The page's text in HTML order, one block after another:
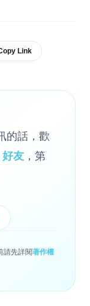
Link
的話，歡
友 ，第
請先詳閱著作權